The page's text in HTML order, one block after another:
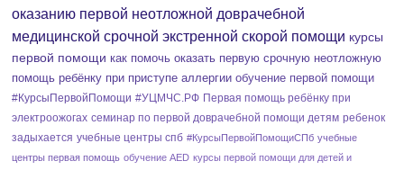
оказанию первой неотложной доврачебной
медицинской срочной экстренной скорой помощи курсы
первой помощи как помочь оказать первую срочную неотложную
помощь ребёнку при приступе аллергии обучение первой помощи
#КурсыПервойПомощи #УЦМЧС.РФ Первая помощь ребёнку при
электроожогах семинар по первой доврачебной помощи детям ребенок
задыхается учебные центры спб #КурсыПервойПомощиСПб учебные
центры первая помощь обучение AED курсы первой помощи для детей и